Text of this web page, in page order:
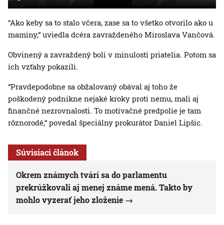
“Ako keby sa to stalo včera, zase sa to všetko otvorilo ako u
maminy,“ uviedla dcéra zavraždeného Miroslava Vančová.
Obvinený a zavraždený boli v minulosti priatelia. Potom sa
ich vzťahy pokazili.
“Pravdepodobne sa obžalovaný obával aj toho že
poškodený podnikne nejaké kroky proti nemu, mali aj
finančné nezrovnalosti. To motivačné predpolie je tam
rôznorodé,“ povedal špeciálny prokurátor Daniel Lipšic.
Súvisiaci článok
Okrem známych tvárí sa do parlamentu
prekrúžkovali aj menej známe mená. Takto by
mohlo vyzerať jeho zloženie